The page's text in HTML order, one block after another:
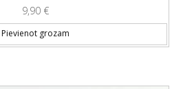
9,90 €
Pievienot grozam